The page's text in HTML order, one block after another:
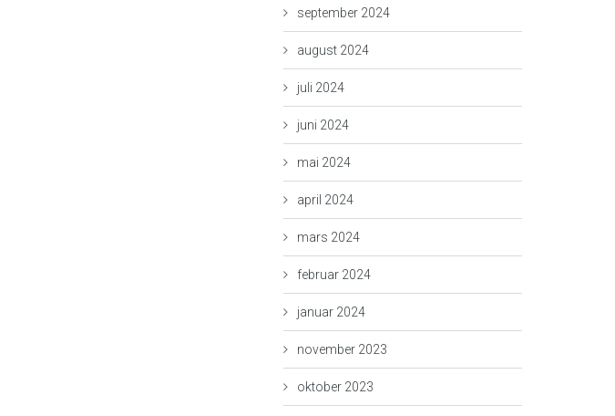
september 2024
august 2024
juli 2024
juni 2024
mai 2024
april 2024
mars 2024
februar 2024
januar 2024
november 2023
oktober 2023